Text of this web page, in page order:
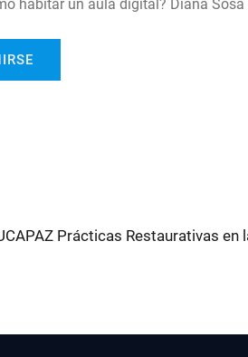
habitar un aula digital? Diana
Prácticas Restaurativas en